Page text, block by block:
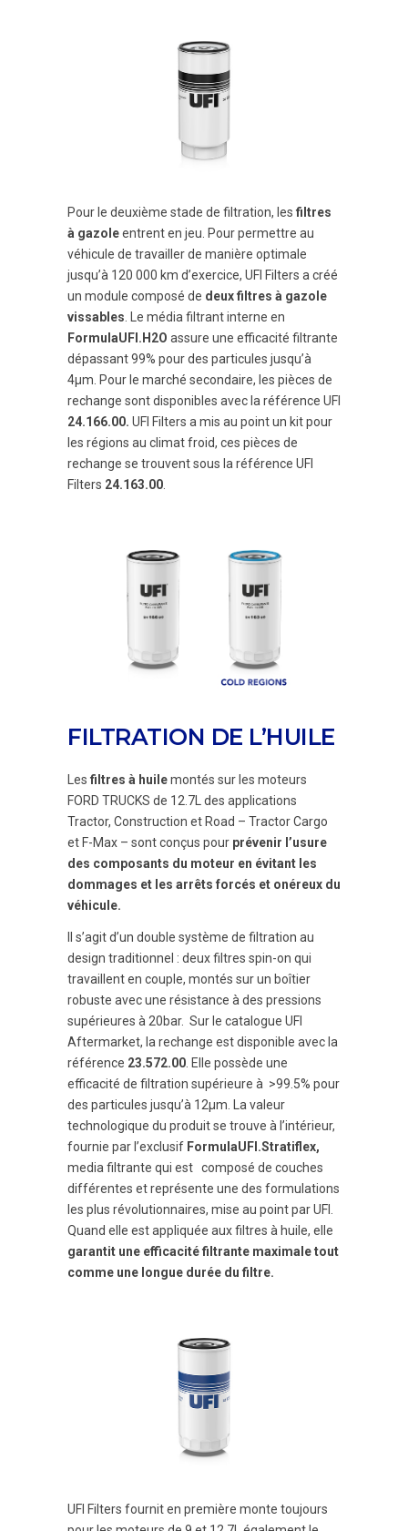
Pour le deuxième stade de filtration, les filtres
à gazoleentrent en jeu. Pour permettre au
véhicule de travailler de manière optimale
jusqu’à 120 000 km d’exercice, UFI Filters a créé
un module composé de deux filtres à gazole
vissables. Le média filtrant interne en
FormulaUFI.H2O assure une efficacité filtrante
dépassant 99% pour des particules jusqu’à
4µm. Pour le marché secondaire, les pièces de
rechange sont disponibles avec la référence UFI
24.166.00. UFI Filters a mis au point un kit pour
les régions au climat froid, ces pièces de
rechange se trouvent sous la référence UFI
Filters 24.163.00.
FILTRATION DE L’HUILE
Les filtres à huilemontés sur les moteurs
FORD TRUCKS de 12.7L des applications
Tractor, Construction et Road – Tractor Cargo
et F-Max – sont conçus pour prévenir l’usure
des composants du moteur en évitant les
dommages et les arrêts forcés et onéreux du
véhicule.
Il s’agit d’un double système de filtration au
design traditionnel : deux filtres spin-on qui
travaillent en couple, montés sur un boîtier
robuste avec une résistance à des pressions
supérieures à 20bar. Sur le catalogue UFI
Aftermarket, la rechange est disponible avec la
référence 23.572.00. Elle possède une
efficacité de filtration supérieure à >99.5% pour
des particules jusqu’à 12µm. La valeur
technologique du produit se trouve à l’intérieur,
fournie par l’exclusif FormulaUFI.Stratiflex,
media filtrante qui est composé de couches
différentes et représente une des formulations
les plus révolutionnaires, mise au point par UFI.
Quand elle est appliquée aux filtres à huile, elle
garantit une efficacité filtrante maximale tout
comme une longue durée du filtre.
UFI Filters fournit en première monte toujours